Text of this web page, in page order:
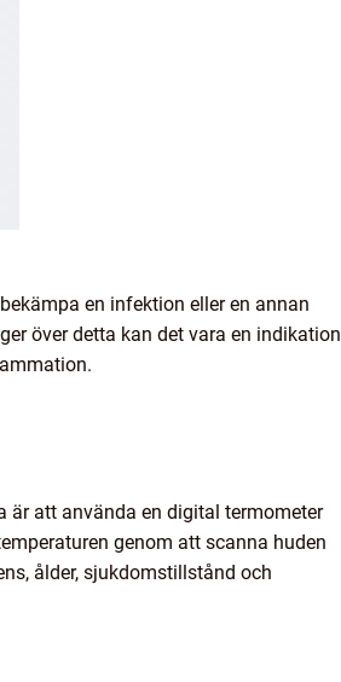
en infektion eller en annan
över detta kan det vara en indikation
är att använda en digital termometer
genom att scanna huden
ålder, sjukdomstillstånd och